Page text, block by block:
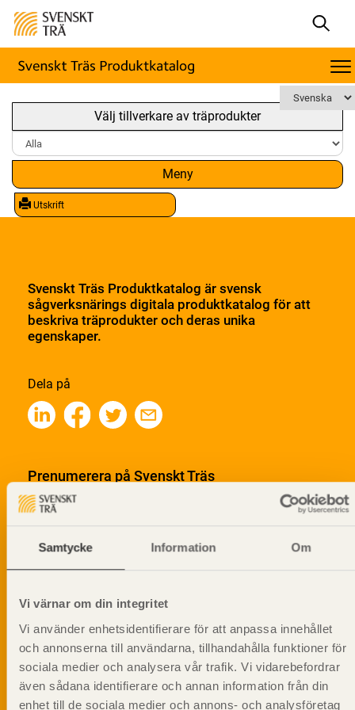
Samtycke Information Om
Vi värnar om din integritet
Vi använder enhetsidentifierare för att anpassa innehållet
och annonserna till användarna, tillhandahålla funktioner för
sociala medier och analysera vår trafik. Vi vidarebefordrar
även sådana identifierare och annan information från din
enhet till de sociala medier och annons- och analysföretag
Välj tillverkare av träprodukter
Meny
Utskrift
Svenskt Träs Produktkatalog är svensk
sågverksnärings digitala produktkatalog för att
beskriva träprodukter och deras unika
egenskaper.
Dela på
Prenumerera på Svenskt Träs
informationsutskick!